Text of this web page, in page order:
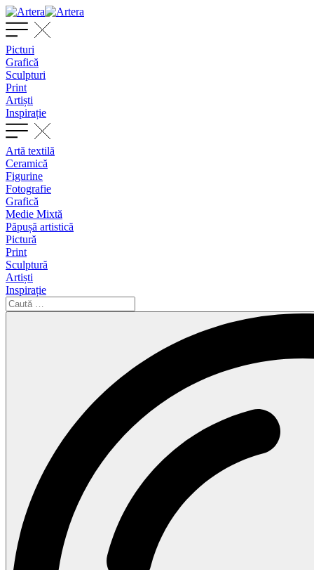
Picturi
Grafică
Sculpturi
Print
Artiști
Inspirație
Artă textilă
Ceramică
Figurine
Fotografie
Grafică
Medie Mixtă
Păpușă artistică
Pictură
Print
Sculptură
Artiști
Inspirație